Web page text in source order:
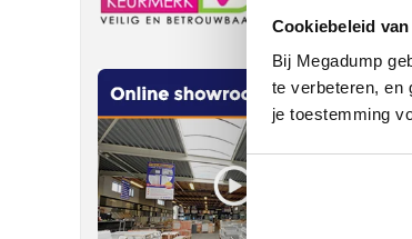
Cookiebeleid
Bij Megadump
te verbeteren, en
je toestemming